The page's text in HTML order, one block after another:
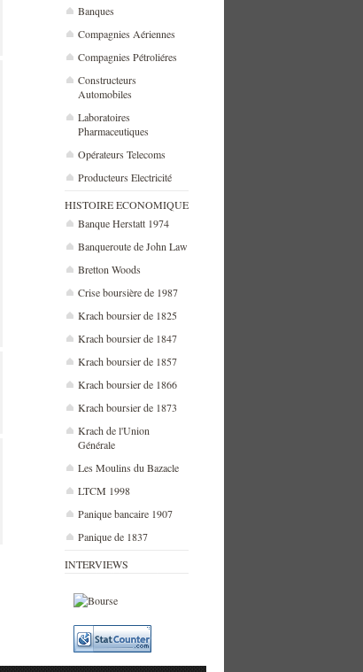
Banques
Compagnies Aériennes
Compagnies Pétroliéres
Constructeurs
Automobiles
Laboratoires
Pharmaceutiques
Opérateurs Telecoms
Producteurs Electricité
HISTOIRE ECONOMIQUE
Banque Herstatt 1974
Banqueroute de John Law
Bretton Woods
Crise boursière de 1987
Krach boursier de 1825
Krach boursier de 1847
Krach boursier de 1857
Krach boursier de 1866
Krach boursier de 1873
Krach de l'Union
Générale
Les Moulins du Bazacle
LTCM 1998
Panique bancaire 1907
Panique de 1837
INTERVIEWS